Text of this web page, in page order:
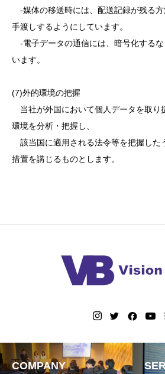
‐媒体の移送時には、配送記録が残る
手渡しするようにしています。
‐電子データの通信には、暗号化する
います。
(7)外的環境の把握
当社が外国において個人データを取り
環境を分析・把握し、
該当国に適用される法令等を把握した
措置を講じるものとします。
COMPANY